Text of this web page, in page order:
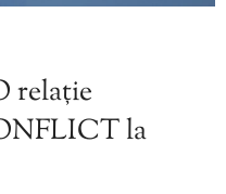
relație
la